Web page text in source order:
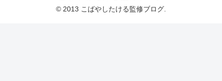
© 2013 こばやしたける監修ブログ.